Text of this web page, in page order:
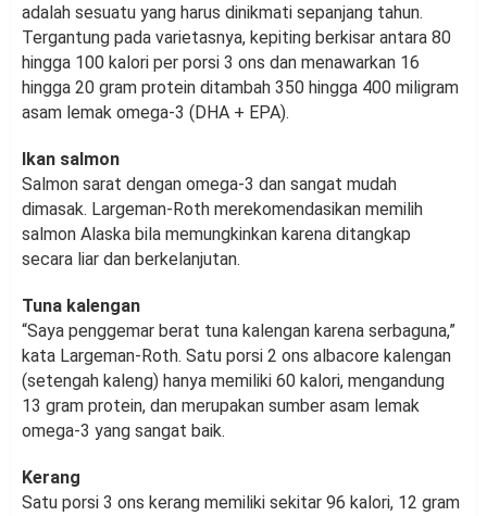
adalah sesuatu yang harus dinikmati sepanjang tahun.
Tergantung pada varietasnya, kepiting berkisar antara 80
hingga 100 kalori per porsi 3 ons dan menawarkan 16
hingga 20 gram protein ditambah 350 hingga 400 miligram
asam lemak omega-3 (DHA + EPA).
Ikan salmon
Salmon sarat dengan omega-3 dan sangat mudah
dimasak. Largeman-Roth merekomendasikan memilih
salmon Alaska bila memungkinkan karena ditangkap
secara liar dan berkelanjutan.
Tuna kalengan
“Saya penggemar berat tuna kalengan karena serbaguna,”
kata Largeman-Roth. Satu porsi 2 ons albacore kalengan
(setengah kaleng) hanya memiliki 60 kalori, mengandung
13 gram protein, dan merupakan sumber asam lemak
omega-3 yang sangat baik.
Kerang
Satu porsi 3 ons kerang memiliki sekitar 96 kalori, 12 gram